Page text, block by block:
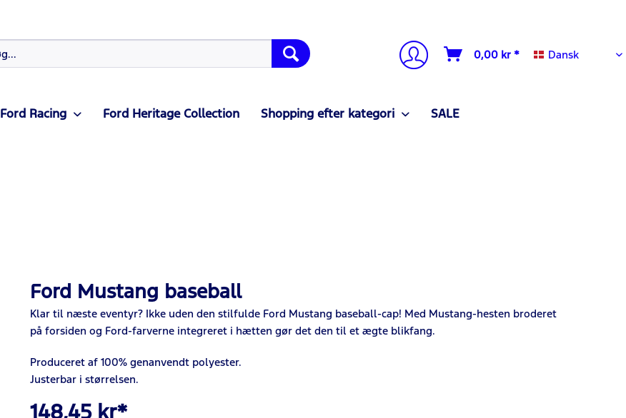
0,00 kr * Dansk
Dansk
Ford Racing Ford Heritage Collection Shopping efter kategori SALE
Ford Mustang baseball
Klar til næste eventyr? Ikke uden den stilfulde Ford Mustang baseball-cap! Med Mustang-hesten broderet
på forsiden og Ford-farverne integreret i hætten gør det den til et ægte blikfang.
Produceret af100%genanvendt polyester.
Justerbar i størrelsen.
148,45 kr*